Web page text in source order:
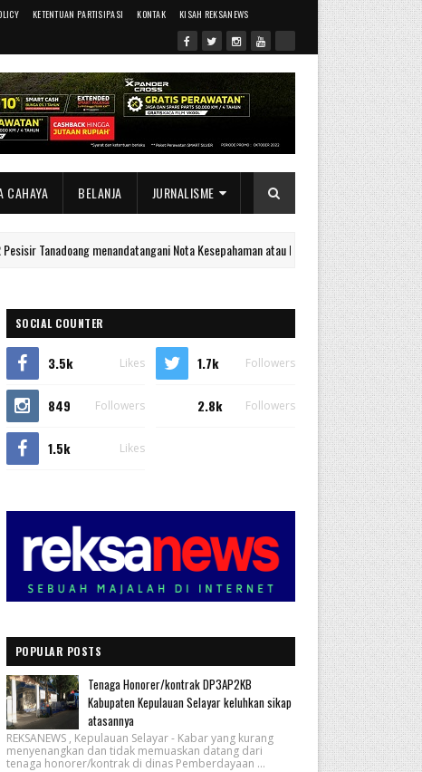
KETENTUAN PARTISIPASI KONTAK KISAH REKSANEWS
CAHAYA BELANJA JURNALISME
menandatangani Nota Kesepahaman atau Memorandum of Understanding dengan
SOCIAL COUNTER
3.5k Likes 1.7k Followers
849 Followers 2.8k Followers
1.5k Likes
POPULAR POSTS
Tenaga Honorer/kontrak DP3AP2KB
Kabupaten Kepulauan Selayar keluhkan sikap
atasannya
REKSANEWS , Kepulauan Selayar - Kabar yang kurang
menyenangkan dan tidak memuaskan datang dari
tenaga honorer/kontrak di dinas Pemberdayaan ...